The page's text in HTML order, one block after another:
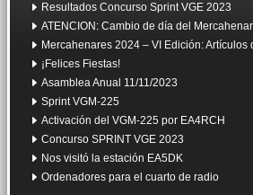
Resultados Concurso Sprint VGE 2023
ATENCION: Cambio de día del
Mercahenares 2024 – VI Edición: Artículos
¡Felices Fiestas!
Asamblea Anual 11/11/2023
Sprint VGM-225
Activación del VGM-225 por EA4RCH
Concurso SPRINT VGE 2023
Nos visitó la estación EA5DK
Ordenadores para el cuarto de radio